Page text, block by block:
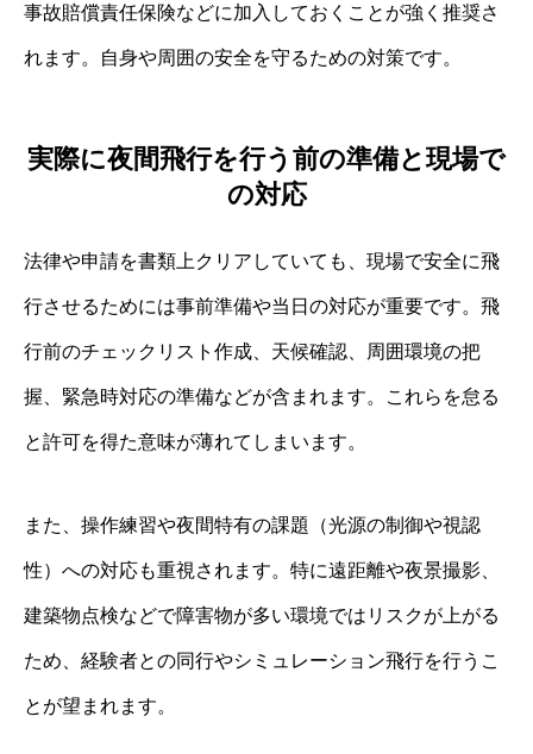
事故賠償責任保険などに加入しておくことが強く推奨さ
れます。自身や周囲の安全を守るための対策です。
実際に夜間飛行を行う前の準備と現場で
の対応
法律や申請を書類上クリアしていても、現場で安全に飛
行させるためには事前準備や当日の対応が重要です。飛
行前のチェックリスト作成、天候確認、周囲環境の把
握、緊急時対応の準備などが含まれます。これらを怠る
と許可を得た意味が薄れてしまいます。
また、操作練習や夜間特有の課題（光源の制御や視認
性）への対応も重視されます。特に遠距離や夜景撮影、
建築物点検などで障害物が多い環境ではリスクが上がる
ため、経験者との同行やシミュレーション飛行を行うこ
とが望まれます。